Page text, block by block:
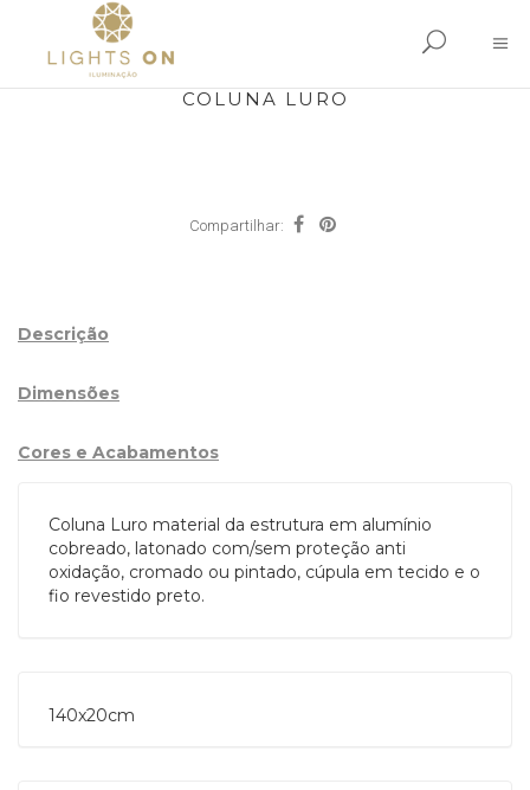
COLUNA LURO
Compartilhar:
Descrição
Dimensões
Cores e Acabamentos
Coluna Luro material da estrutura em alumínio
cobreado, latonado com/sem proteção anti
oxidação, cromado ou pintado, cúpula em tecido e o
fio revestido preto.
140x20cm